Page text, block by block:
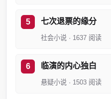
七次退票的缘分
社会小说 · 1637 阅读
临演的内心独白
悬疑小说 · 1503 阅读